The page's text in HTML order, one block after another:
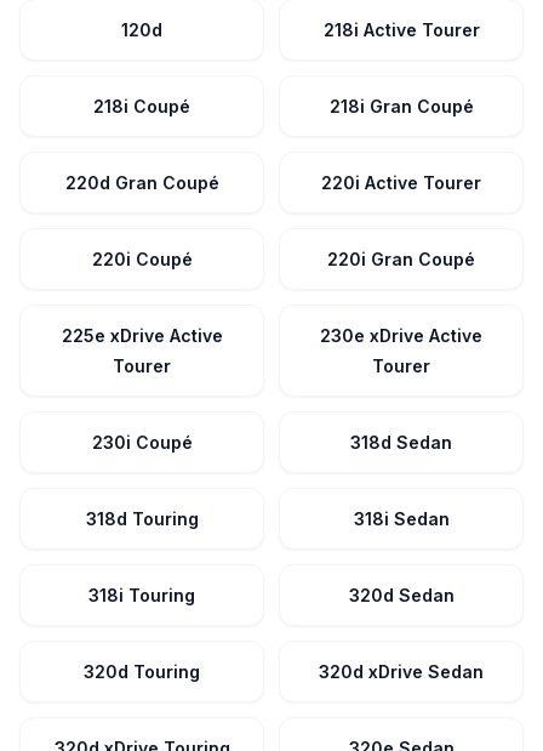
120d 218i Active Tourer
218i Coupé 218i Gran Coupé
220d Gran Coupé 220i Active Tourer
220i Coupé 220i Gran Coupé
225e xDrive Active
Tourer
230e xDrive Active
Tourer
230i Coupé 318d Sedan
318d Touring 318i Sedan
318i Touring 320d Sedan
320d Touring 320d xDrive Sedan